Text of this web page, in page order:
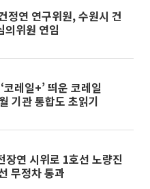
정연 연구위원, 수원시 건
의위원 연임
코레일+’ 띄운 코레일
기관 통합도 초읽기
무정차 통과